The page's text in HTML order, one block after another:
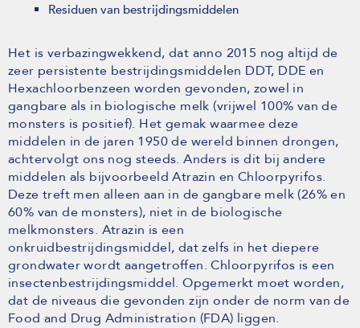
Residuen van bestrijdingsmiddelen
Het is verbazingwekkend, dat anno 2015 nog altijd de
zeer persistente bestrijdingsmiddelen DDT, DDE en
Hexachloorbenzeen worden gevonden, zowel in
gangbare als in biologische melk (vrijwel 100% van de
monsters is positief). Het gemak waarmee deze
middelen in de jaren 1950 de wereld binnen drongen,
achtervolgt ons nog steeds. Anders is dit bij andere
middelen als bijvoorbeeld Atrazin en Chloorpyrifos.
Deze treft men alleen aan in de gangbare melk (26% en
60% van de monsters), niet in de biologische
melkmonsters. Atrazin is een
onkruidbestrijdingsmiddel, dat zelfs in het diepere
grondwater wordt aangetroffen. Chloorpyrifos is een
insectenbestrijdingsmiddel. Opgemerkt moet worden,
dat de niveaus die gevonden zijn onder de norm van de
Food and Drug Administration (FDA) liggen.